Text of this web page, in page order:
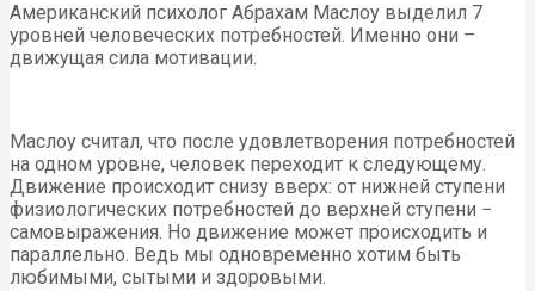
Американский психолог Абрахам Маслоу выделил 7
уровней человеческих потребностей. Именно они –
движущая сила мотивации.
Маслоу считал, что после удовлетворения потребностей
на одном уровне, человек переходит к следующему.
Движение происходит снизу вверх: от нижней ступени
физиологических потребностей до верхней ступени −
самовыражения. Но движение может происходить и
параллельно. Ведь мы одновременно хотим быть
любимыми, сытыми и здоровыми.